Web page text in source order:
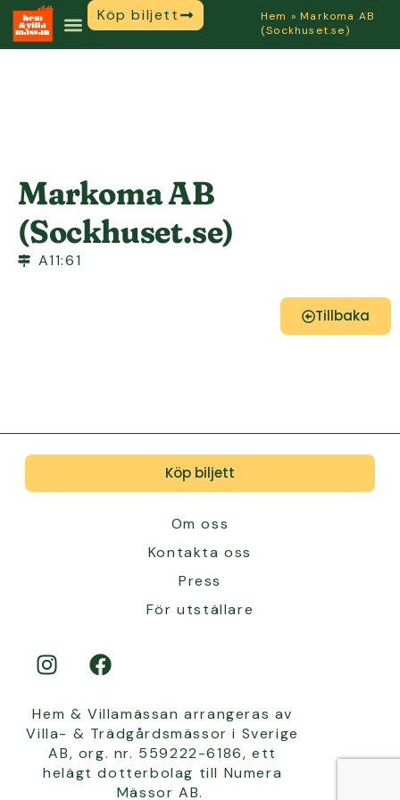
Köp biljett Hem »Markoma AB
(Sockhuset.se)
Markoma AB
(Sockhuset.se)
A11:61
Tillbaka
Om oss
Kontakta oss
Press
För utställare
Hem & Villamässan arrangeras av
Villa- & Trädgårdsmässor i Sverige
AB, org. nr. 559222-6186, ett
helägt dotterbolag till Numera
Mässor AB.
Köp biljett